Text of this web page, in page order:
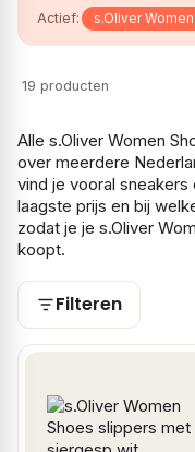
Actief: s.Oliver
19 producten
Alle s.Oliver Women
over meerdere
vind je vooral sneakers
laagste prijs en bij
zodat je je s.Oliver
koopt.
Filteren